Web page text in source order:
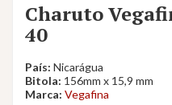
Charuto
40
País: Nicarágua
Bitola: 156mm x 15,9 mm
Marca: Vegafina